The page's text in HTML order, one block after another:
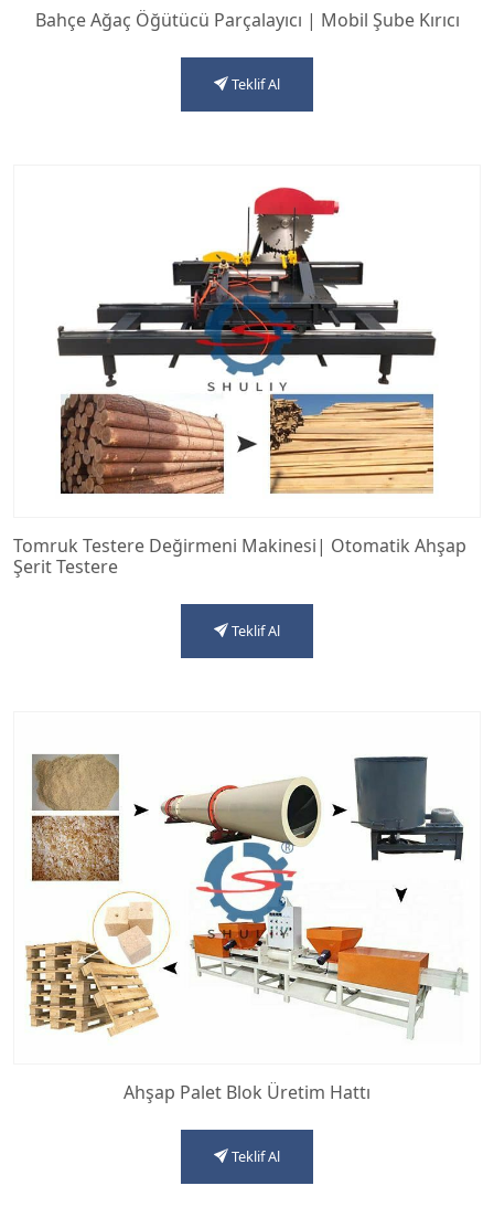
Bahçe Ağaç Öğütücü Parçalayıcı | Mobil Şube Kırıcı
Teklif Al
Tomruk Testere Değirmeni Makinesi| Otomatik Ahşap
Şerit Testere
Teklif Al
Ahşap Palet Blok Üretim Hattı
Teklif Al